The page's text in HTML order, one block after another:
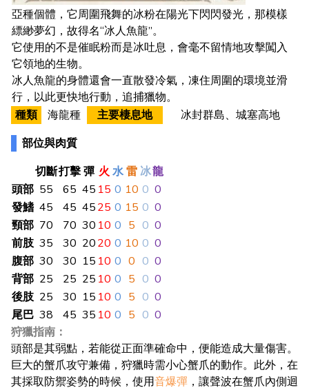
亞種個體，它周圍飛舞的冰粉在陽光下閃閃發光，那模樣
縹緲夢幻，故得名“冰人魚龍”。
它使用的不是催眠粉而是冰吐息，會毫不留情地攻擊闖入
它領地的生物。
冰人魚龍的身體還會一直散發冷氣，凍住周圍的環境並滑
行，以此更快地行動，追捕獵物。
種類
海龍種 主要棲息地
冰封群島、城塞高地
部位與肉質
切斷打擊彈 火水雷冰龍
頭部 55 65 45 15 0 10 0 0
發鰭 45 45 4525 0 15 0 0
頸部 70 70 30 10 0 5 0 0
前肢 35 30 2020 0 10 0 0
腹部 30 30 15 10 0 0 0 0
背部 25 25 25 10 0 5 0 0
後肢 25 30 15 10 0 5 0 0
尾巴 38 45 35 10 0 5 0 0
狩獵指南：
頭部是其弱點，若能從正面準確命中，便能造成大量傷害。
巨大的蟹爪攻守兼備，狩獵時需小心蟹爪的動作。此外，在
其採取防禦姿勢的時候，使用音爆彈 ，讓聲波在蟹爪內側迴